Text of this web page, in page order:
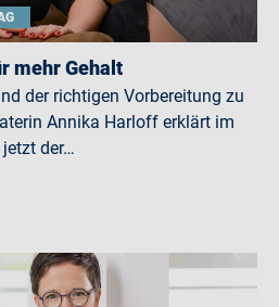
mehr Gehalt
der richtigen Vorbereitung zu
Annika Harloff erklärt im
der…